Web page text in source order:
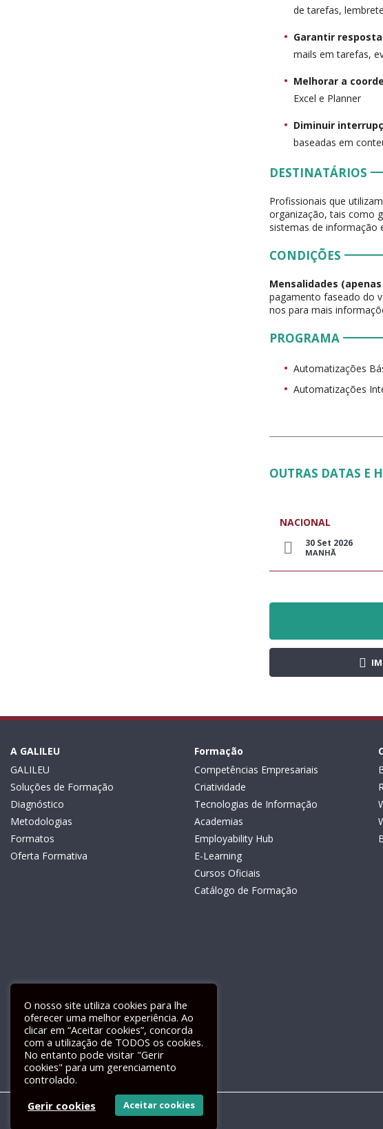
de tarefas,
Garantir
mails em tarefas,
Melhorar a
Excel e Planner
Diminuir
baseadas em
DESTINATÁRIOS
Profissionais que
organização, tais como
sistemas de informação
CONDIÇÕES
Mensalidades
pagamento faseado do
nos para mais
PROGRAMA
Automatizações
Automatizações
OUTRAS DATAS E
NACIONAL
30 Set 2026
MANHÃ
A GALILEU
GALILEU
Soluções de Formação
Diagnóstico
Metodologias
Formatos
Oferta Formativa
Formação
Competências Empresariais
Criatividade
Tecnologias de Informação
Academias
Employability Hub
E-Learning
Cursos Oficiais
Catálogo de Formação
Livro de Reclamações Electrónico
O nosso site utiliza cookies para lhe
oferecer uma melhor experiência. Ao
clicar em “Aceitar cookies”, concorda
com a utilização de TODOS os cookies.
No entanto pode visitar "Gerir
cookies" para um gerenciamento
controlado.
Gerir cookies
Aceitar cookies